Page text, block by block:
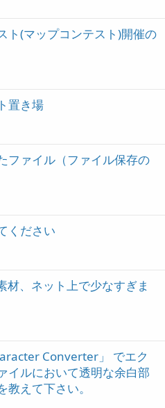
ト(マップコンテスト)開催の
置き場
ファイル（ファイル保存の
ください
材、ネット上で少なすぎま
Converter」 でエク
イルにおいて透明な余白部
えて下さい。